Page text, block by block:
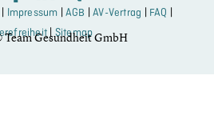
| Impressum |AGB |AV-Vertrag | FAQ |
| Sitemap
Gesundheit GmbH